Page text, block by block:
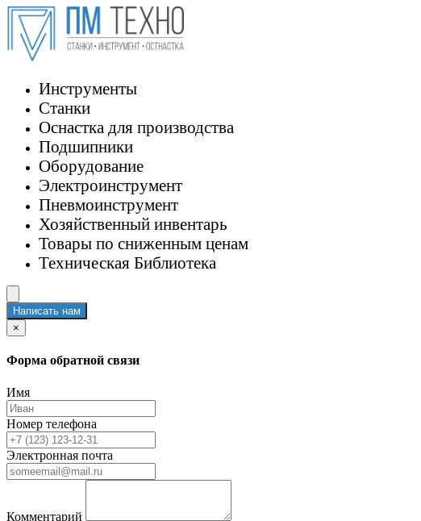
Инструменты
Станки
Оснастка для производства
Подшипники
Оборудование
Электроинструмент
Пневмоинструмент
Хозяйственный инвентарь
Товары по сниженным ценам
Техническая Библиотека
Написать нам
×
Форма обратной связи
Имя
Номер телефона
Электронная почта
Комментарий